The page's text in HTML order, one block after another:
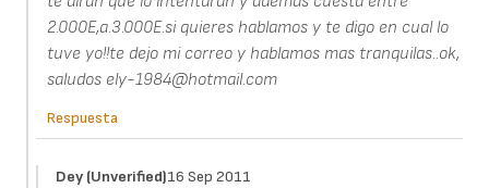
2.000E,a.3.000E.si quieres hablamos y te digo en cual lo
tuve yo!!te dejo mi correo y hablamos mas tranquilas..ok,
saludos ely-1984@hotmail.com
Respuesta
Dey (unverified)16 Sep 2011